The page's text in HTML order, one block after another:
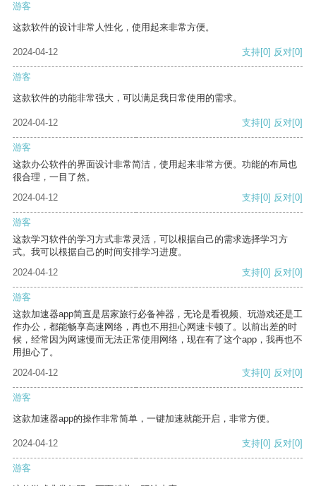
游客
这款软件的设计非常人性化，使用起来非常方便。
2024-04-12 支持[0] 反对[0]
游客
这款软件的功能非常强大，可以满足我日常使用的需求。
2024-04-12 支持[0] 反对[0]
游客
这款办公软件的界面设计非常简洁，使用起来非常方便。功能的布局也
很合理，一目了然。
2024-04-12
支持[0] 反对[0]
游客
这款学习软件的学习方式非常灵活，可以根据自己的需求选择学习方
式。我可以根据自己的时间安排学习进度。
2024-04-12
支持[0] 反对[0]
游客
这款加速器app简直是居家旅行必备神器，无论是看视频、玩游戏还是工
作办公，都能畅享高速网络，再也不用担心网速卡顿了。以前出差的时
候，经常因为网速慢而无法正常使用网络，现在有了这个app，我再也不
用担心了。
2024-04-12
支持[0] 反对[0]
游客
这款加速器app的操作非常简单，一键加速就能开启，非常方便。
2024-04-12 支持[0] 反对[0]
游客